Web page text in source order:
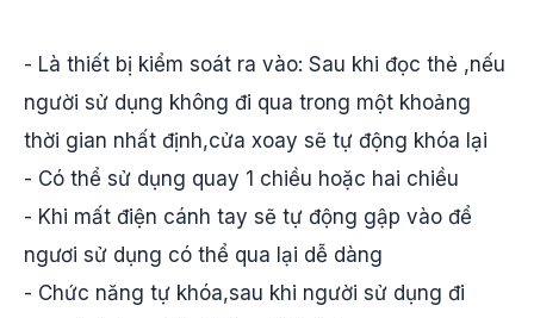
- Là thiết bị kiểm soát ra vào: Sau khi đọc thẻ ,nếu
người sử dụng không đi qua trong một khoảng
thời gian nhất định,cửa xoay sẽ tự động khóa lại
- Có thể sử dụng quay 1 chiều hoặc hai chiều
- Khi mất điện cánh tay sẽ tự động gập vào để
ngươi sử dụng có thể qua lại dễ dàng
- Chức năng tự khóa,sau khi người sử dụng đi